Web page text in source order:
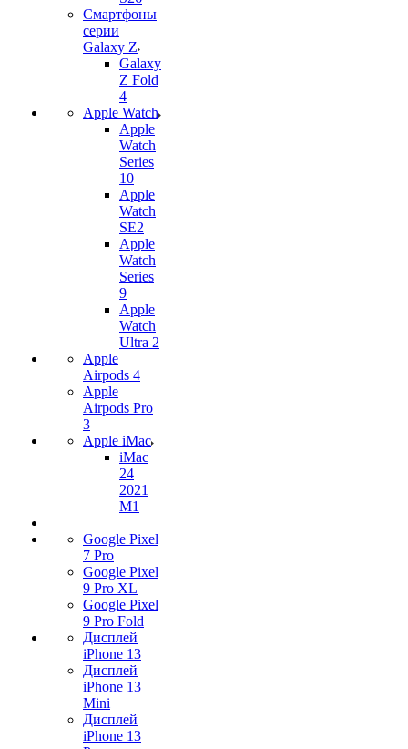
Смартфоны
серии
Galaxy Z
Galaxy
Z Fold
4
Apple Watch
Apple
Watch
Series
10
Apple
Watch
SE2
Apple
Watch
Series
9
Apple
Watch
Ultra 2
Apple
Airpods 4
Apple
Airpods Pro
3
Apple iMac
iMac
24
2021
M1
Google Pixel
7 Pro
Google Pixel
9 Pro XL
Google Pixel
9 Pro Fold
Дисплей
iPhone 13
Дисплей
iPhone 13
Mini
Дисплей
iPhone 13